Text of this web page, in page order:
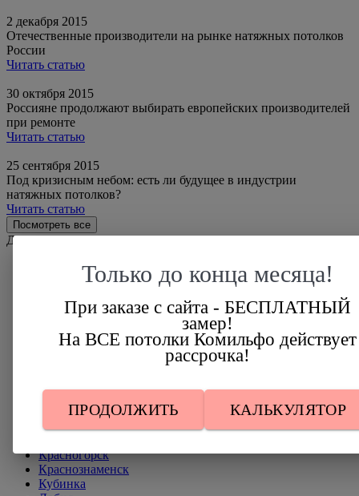
2 декабря 2015
Отечественные производители на рынке натяжных потолков
России
Читать статью
30 октября 2015
Россияне продолжают выбирать европейских производителей
при ремонте
Читать статью
25 сентября 2015
Под кризисным небом: есть ли будущее в индустрии
натяжных потолков?
Читать статью
Посмотреть все
Другие города Московской области
Апрелевка
Балашиха
Власиха
Дедовск
Коммунарка
Красногорск
Краснознаменск
Кубинка
Только до конца месяца!
При заказе с сайта - БЕСПЛАТНЫЙ
замер!
На ВСЕ потолки Комильфо действует
рассрочка!
ПРОДОЛЖИТЬ КАЛЬКУЛЯТОР